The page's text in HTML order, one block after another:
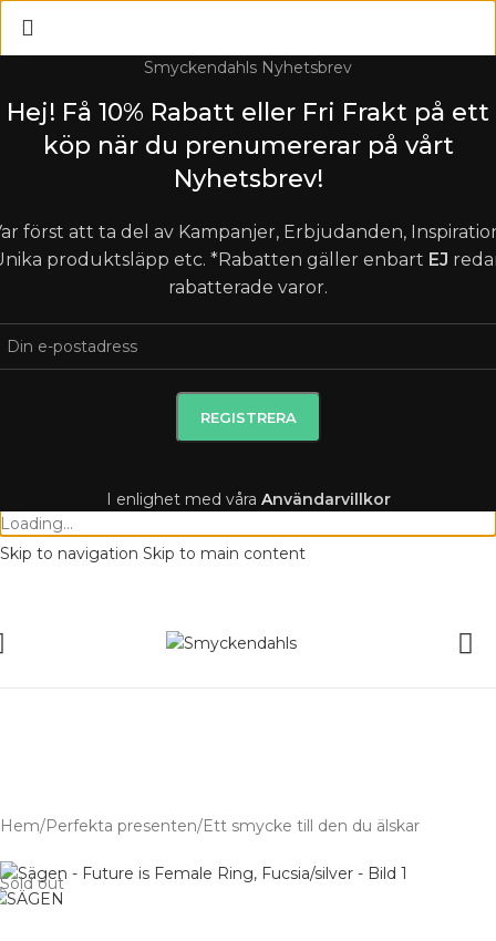
Smyckendahls Nyhetsbrev
Hej! Få 10% Rabatt eller Fri Frakt på ett
köp när du prenumererar på vårt
Nyhetsbrev!
först att ta del av Kampanjer, Erbjudanden,
produktsläpp etc. *Rabatten gäller enbart EJ
rabatterade varor.
I enlighet med våra Användarvillkor
Loading...
Skip to navigation Skip to main content
Hem/Perfekta presenten/Ett smycke till den du älskar
Sold out